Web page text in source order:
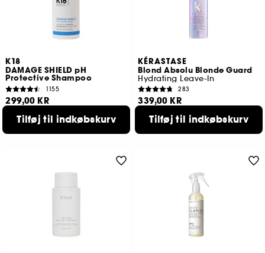
K18
DAMAGE SHIELD pH
Protective Shampoo
1155
299,00 KR
Tilføj til indkøbskurv
KÉRASTASE
Blond Absolu Blonde Guard
Hydrating Leave-In
283
339,00 KR
Tilføj til indkøbskurv